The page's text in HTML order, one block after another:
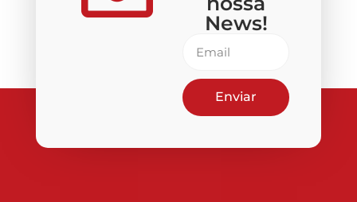
News!
Enviar